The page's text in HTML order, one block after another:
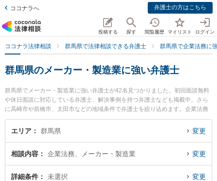
ココナラへ 弁護士の方はこちら
投稿する 探す 閲覧履歴 マイリスト ログイン
ココナラ法律相談 群馬県で法律相談できる弁護士 群馬県で企業法務に
群馬県のメーカー・製造業に強い弁護士
群馬県でメーカー・製造業に強い弁護士が42名見つかりました。初回面談無料
や休日面談に対応している弁護士、解決事例を持つ弁護士なども掲載中。さら
に高崎市や前橋市、太田市などの地域条件で弁護士を絞り込めます。企業法務
に関係する顧問弁護士契約や契約書作成・リーガルチェック、雇用契約書・就
業規則作成等の細かな分野での絞り込み検索もでき便利です。特に白木蓮法律
ています。『群馬県で土日や夜間に発生したメーカー・製造業のトラブルを今
すぐに弁護士に相談したい』『メーカー・製造業のトラブル解決の実績豊富な
近くの弁護士を検索したい』『初回相談無料でメーカー・製造業を法律相談で
エリア 群馬県 変更
相談内容 企業法務、メーカー・製造業 変更
詳細条件 未選択 変更